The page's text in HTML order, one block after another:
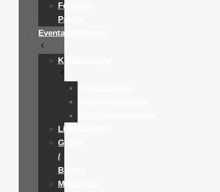
Fotobox-
Pakete
Eventausstattung
Kühlanhänger
Lichterketten
Gläser
/
Becher
Mietmöbel